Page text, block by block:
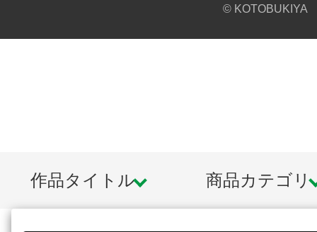
© KOTOBUKIYA
作品タイトル 商品カテゴリ